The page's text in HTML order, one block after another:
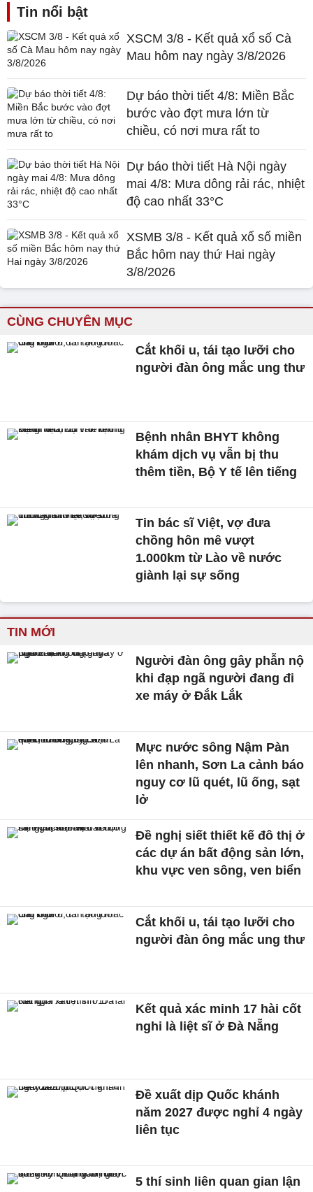
Tin nổi bật
XSCM 3/8 - Kết quả xổ số Cà
Mau hôm nay ngày 3/8/2026
Dự báo thời tiết 4/8: Miền Bắc
bước vào đợt mưa lớn từ
chiều, có nơi mưa rất to
Dự báo thời tiết Hà Nội ngày
mai 4/8: Mưa dông rải rác, nhiệt
độ cao nhất 33°C
XSMB 3/8 - Kết quả xổ số miền
Bắc hôm nay thứ Hai ngày
3/8/2026
CÙNG CHUYÊN MỤC
Cắt khối u, tái tạo lưỡi cho
người đàn ông mắc ung thư
Bệnh nhân BHYT không
khám dịch vụ vẫn bị thu
thêm tiền, Bộ Y tế lên tiếng
Tin bác sĩ Việt, vợ đưa
chồng hôn mê vượt
1.000km từ Lào về nước
giành lại sự sống
TIN MỚI
Người đàn ông gây phẫn nộ
khi đạp ngã người đang đi
xe máy ở Đắk Lắk
Mực nước sông Nậm Pàn
lên nhanh, Sơn La cảnh báo
nguy cơ lũ quét, lũ ống, sạt
lở
Đề nghị siết thiết kế đô thị ở
các dự án bất động sản lớn,
khu vực ven sông, ven biển
Cắt khối u, tái tạo lưỡi cho
người đàn ông mắc ung thư
Kết quả xác minh 17 hài cốt
nghi là liệt sĩ ở Đà Nẵng
Đề xuất dịp Quốc khánh
năm 2027 được nghỉ 4 ngày
liên tục
5 thí sinh liên quan gian lận